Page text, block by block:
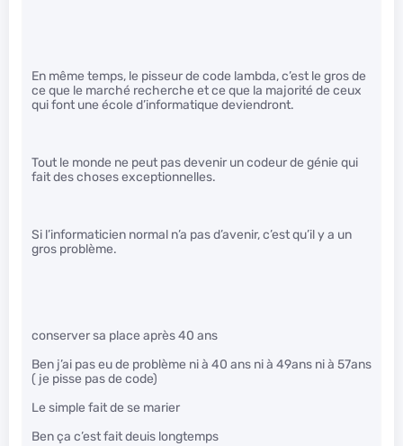
En même temps, le pisseur de code lambda, c’est le gros de
ce que le marché recherche et ce que la majorité de ceux
qui font une école d’informatique deviendront.
Tout le monde ne peut pas devenir un codeur de génie qui
fait des choses exceptionnelles.
Si l’informaticien normal n’a pas d’avenir, c’est qu’il y a un
gros problème.
conserver sa place après 40 ans
Ben j’ai pas eu de problème ni à 40 ans ni à 49ans ni à 57ans
( je pisse pas de code)
Le simple fait de se marier
Ben ça c’est fait deuis longtemps